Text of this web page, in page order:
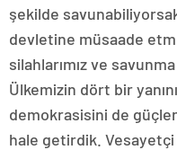
şekilde
devletine müsaade
silahlarımız ve
Ülkemizin dört bir
demokrasisini de
hale getirdik. Vesayetçi